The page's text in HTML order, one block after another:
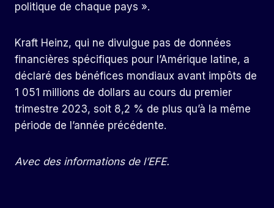
politique de chaque pays ».
Kraft Heinz, qui ne divulgue pas de données
financières spécifiques pour l’Amérique latine, a
déclaré des bénéfices mondiaux avant impôts de
1 051 millions de dollars au cours du premier
trimestre 2023, soit 8,2 % de plus qu’à la même
période de l’année précédente.
Avec des informations de l’EFE.